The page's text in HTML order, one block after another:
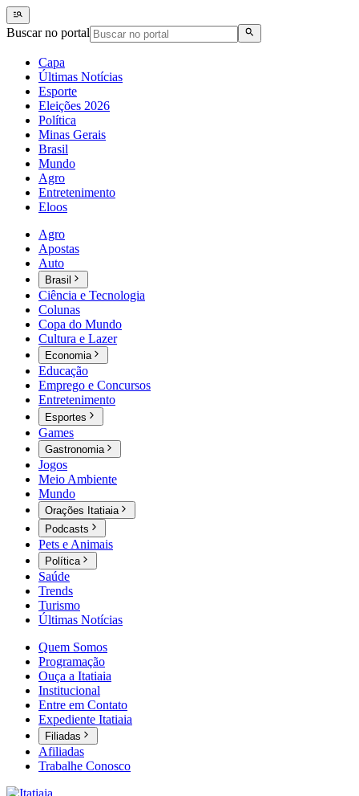
Buscar no portal
Capa
Últimas Notícias
Esporte
Eleições 2026
Política
Minas Gerais
Brasil
Mundo
Agro
Entretenimento
Eloos
Agro
Apostas
Auto
Brasil
Ciência e Tecnologia
Colunas
Copa do Mundo
Cultura e Lazer
Economia
Educação
Emprego e Concursos
Entretenimento
Esportes
Games
Gastronomia
Jogos
Meio Ambiente
Mundo
Orações Itatiaia
Podcasts
Pets e Animais
Política
Saúde
Trends
Turismo
Últimas Notícias
Quem Somos
Programação
Ouça a Itatiaia
Institucional
Entre em Contato
Expediente Itatiaia
Filiadas
Afiliadas
Trabalhe Conosco